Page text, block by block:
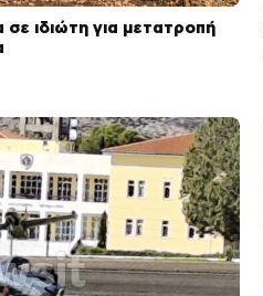
σε ιδιώτη για μετατροπή